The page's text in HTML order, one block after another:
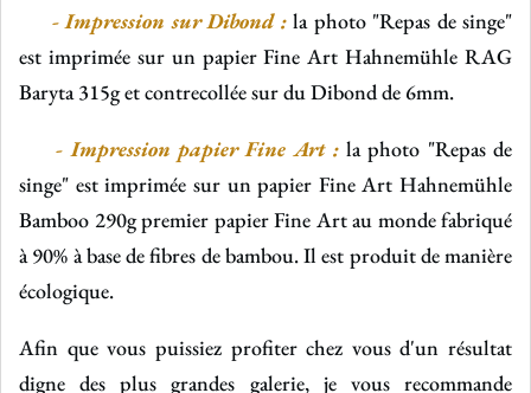
- Impression sur Dibond :la photo "Repas de singe"
est imprimée sur un papier Fine Art Hahnemühle RAG
Baryta 315g et contrecollée sur du Dibond de 6mm.
- Impression papier Fine Art :la photo "Repas de
singe" est imprimée sur un papier Fine Art Hahnemühle
Bamboo 290gpremier papier Fine Art au monde fabriqué
à 90% à base de fibres de bambou. Il est produit de manière
écologique.
Afin que vous puissiez profiter chez vous d'un résultat
digne des plus grandes galerie, je vous recommande